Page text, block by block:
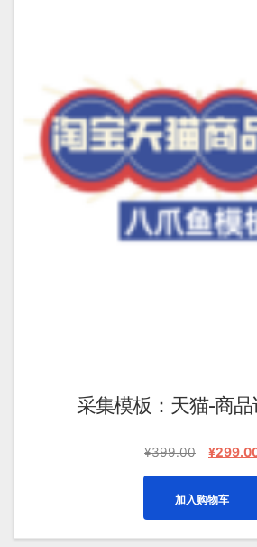
采集模板：天猫-商
¥399.00
原
¥399.00。
¥
加入购物车